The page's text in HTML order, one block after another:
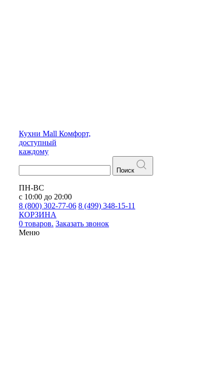
Кухни Mall Комфорт,
доступный
каждому
Поиск
ПН-ВС
с 10:00 до 20:00
8 (800) 302-77-06 8 (499) 348-15-11
КОРЗИНА
0 товаров. Заказать звонок
Меню